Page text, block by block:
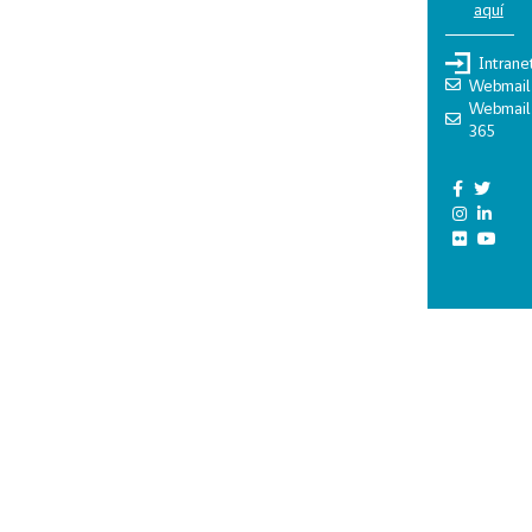
aquí
Webmail
Webmail
365